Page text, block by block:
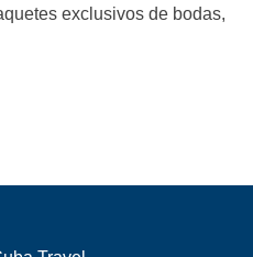
exclusivos de bodas,